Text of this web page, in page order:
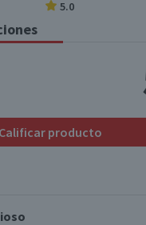
un adulto promedio (8400 kj
5.0
Calificar producto